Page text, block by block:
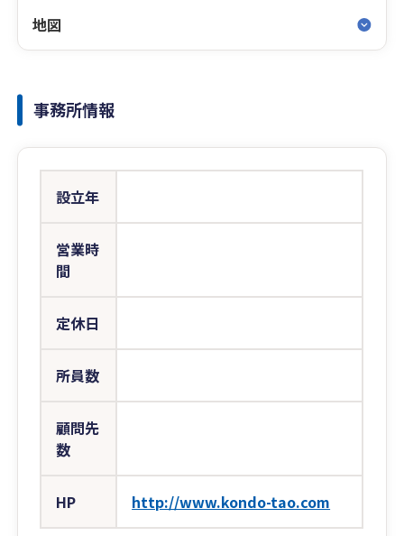
地図
事務所情報
設立年
営業時
間
定休日
所員数
顧問先
数
HP http://www.kondo-tao.com